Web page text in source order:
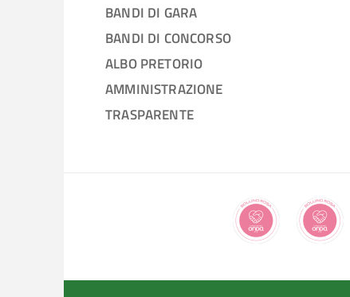
BANDI DI GARA
BANDI DI CONCORSO
ALBO PRETORIO
AMMINISTRAZIONE
TRASPARENTE